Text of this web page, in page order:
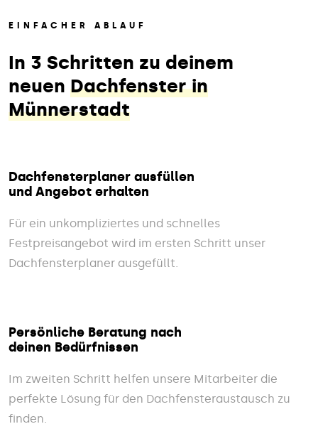
EINFACHER ABLAUF
In 3 Schritten zu deinem
neuen Dachfenster in
Münnerstadt
Dachfensterplaner ausfüllen
und Angebot erhalten
Für ein unkompliziertes und schnelles
Festpreisangebot wird im ersten Schritt unser
Dachfensterplaner ausgefüllt.
Persönliche Beratung nach
deinen Bedürfnissen
Im zweiten Schritt helfen unsere Mitarbeiter die
perfekte Lösung für den Dachfensteraustausch zu
finden.